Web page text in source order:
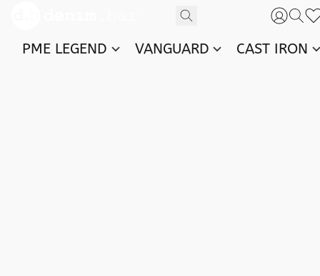
PME LEGEND VANGUARD CAST IRON